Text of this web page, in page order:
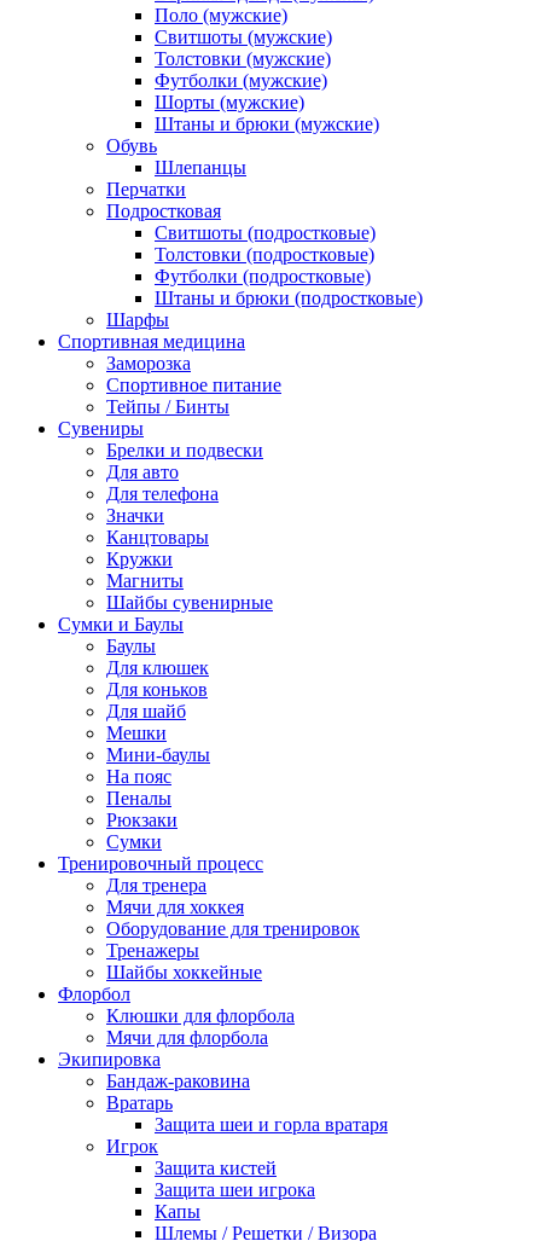
Поло (мужские)
Свитшоты (мужские)
Толстовки (мужские)
Футболки (мужские)
Шорты (мужские)
Штаны и брюки (мужские)
Обувь
Шлепанцы
Перчатки
Подростковая
Свитшоты (подростковые)
Толстовки (подростковые)
Футболки (подростковые)
Штаны и брюки (подростковые)
Шарфы
Спортивная медицина
Заморозка
Спортивное питание
Тейпы / Бинты
Сувениры
Брелки и подвески
Для авто
Для телефона
Значки
Канцтовары
Кружки
Магниты
Шайбы сувенирные
Сумки и Баулы
Баулы
Для клюшек
Для коньков
Для шайб
Мешки
Мини-баулы
На пояс
Пеналы
Рюкзаки
Сумки
Тренировочный процесс
Для тренера
Мячи для хоккея
Оборудование для тренировок
Тренажеры
Шайбы хоккейные
Флорбол
Клюшки для флорбола
Мячи для флорбола
Экипировка
Бандаж-раковина
Вратарь
Защита шеи и горла вратаря
Игрок
Защита кистей
Защита шеи игрока
Капы
Шлемы / Решетки / Визора